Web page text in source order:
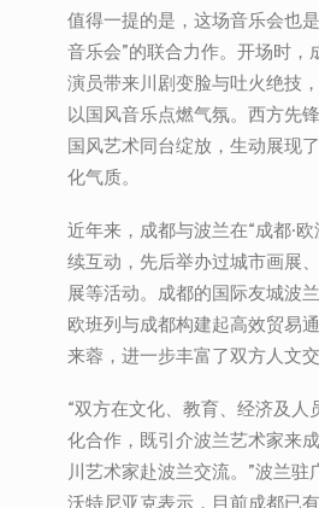
值得一提的是，这场音乐会也
音乐会”的联合力作。开场时，
演员带来川剧变脸与吐火绝技
以国风音乐点燃气氛。西方先
国风艺术同台绽放，生动展现
化气质。
近年来，成都与波兰在“成都·
续互动，先后举办过城市画展
展等活动。成都的国际友城波
欧班列与成都构建起高效贸易
来蓉，进一步丰富了双方人文交
“双方在文化、教育、经济及人
化合作，既引介波兰艺术家来
川艺术家赴波兰交流。”波兰驻